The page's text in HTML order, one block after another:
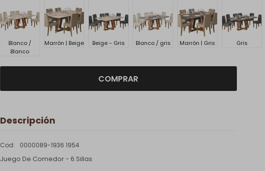
Blanco /
Blanco
Marrón | Beige Beige - Gris Blanco / gris Marrón | Gris Gris
COMPRAR
Descripción
0000089-1936 1954
Juego De Comedor - 6 Sillas